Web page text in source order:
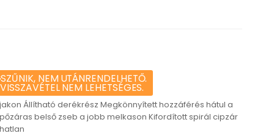
NEM UTÁNRENDELHETŐ.
NEM LEHETSÉGES.
Állítható derékrész Megkönnyített hozzáférés hátul a
belső zseb a jobb melkason Kifordított spirál cipzár